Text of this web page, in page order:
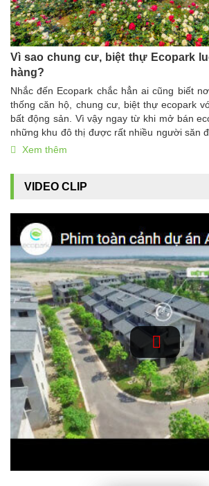
Vì sao chung cư, biệt thự Ecopark
hàng?
Nhắc đến Ecopark chắc hẳn ai cũng biết
thống căn hộ, chung cư, biệt thự ecopark
bất động sản. Vì vậy ngay từ khi mở bán
những khu đô thị được rất nhiều người săn
không nằm trong nội thành nhưng dự án
viết này nhé.
Xem thêm
VIDEO CLIP